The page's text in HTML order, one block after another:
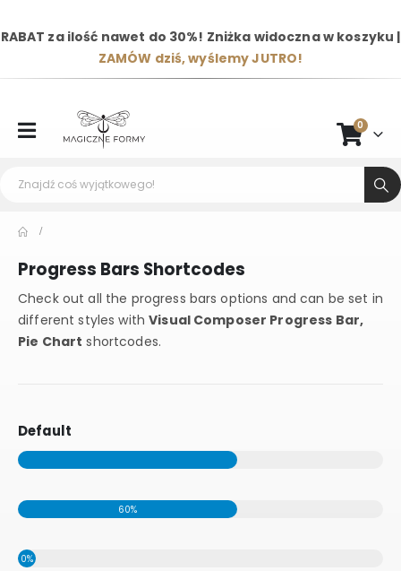
RABAT za ilość nawet do 30%! Zniżka widoczna w koszyku |
ZAMÓW dziś, wyślemy JUTRO!
0
Progress Bars Shortcodes
Check out all the progress bars options and can be set in
different styles withVisual Composer Progress Bar,
Pie Chart shortcodes.
Default
60%
0%